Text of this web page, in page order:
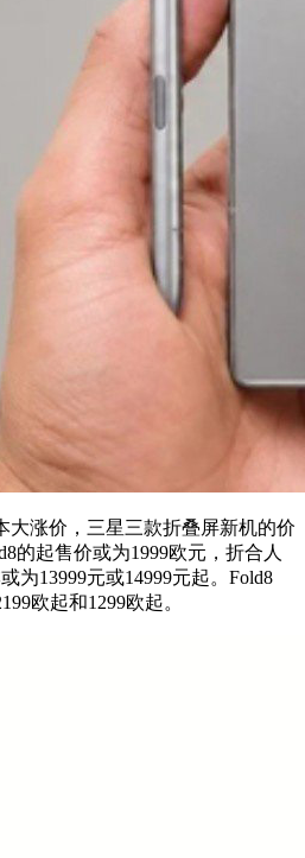
涨价，三星三款折叠屏新机的价
的起售价或为1999欧元，折合人
为13999元或14999元起。Fold8
欧起和1299欧起。